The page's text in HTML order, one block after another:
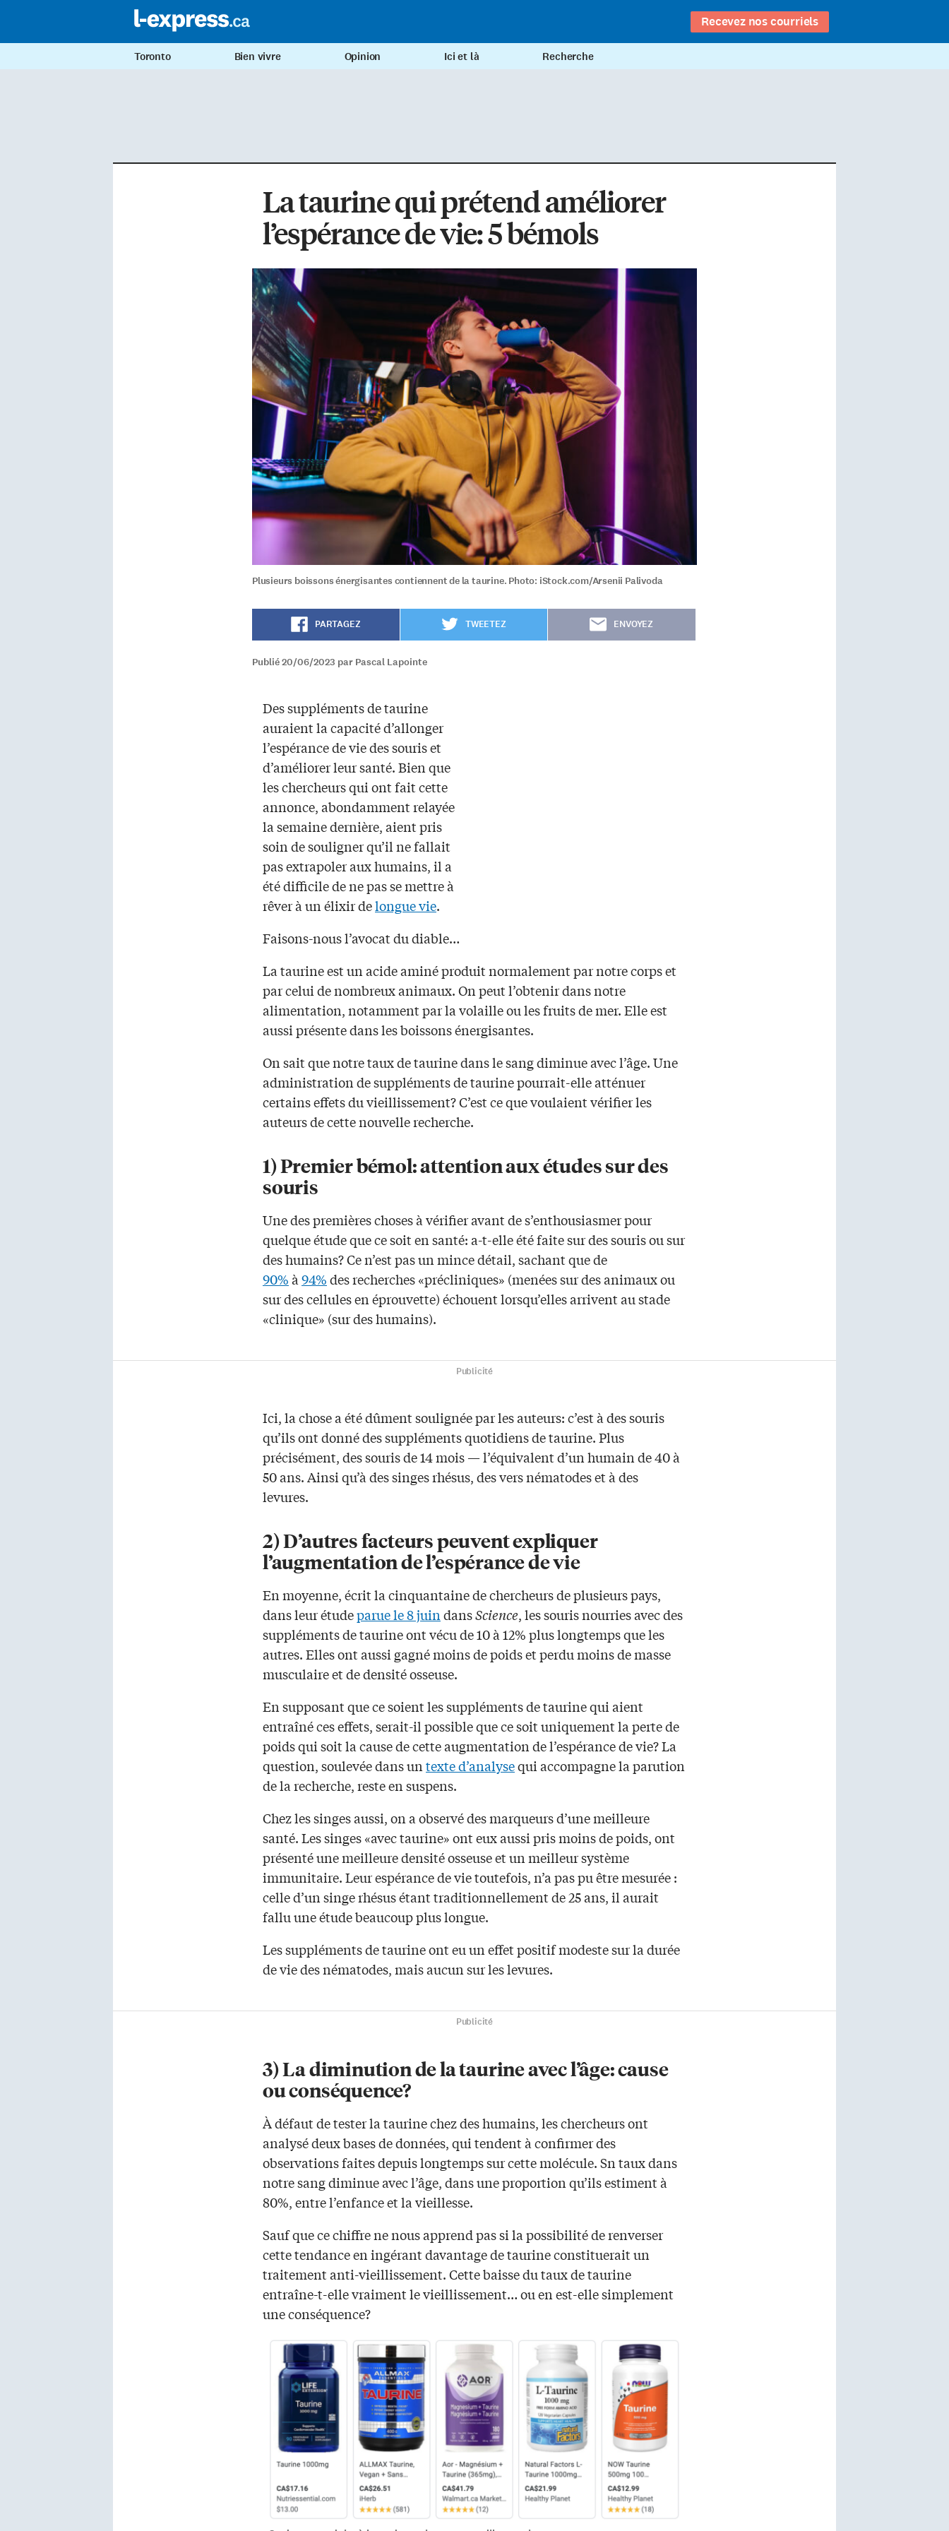
Recevez nos courriels
Toronto Bien vivre Opinion Ici et là Recherche
La taurine qui prétend améliorer
l’espérance de vie: 5 bémols
Plusieurs boissons énergisantes contiennent de la taurine. Photo: iStock.com/Arsenii Palivoda
PARTAGEZ TWEETEZ ENVOYEZ
Publié 20/06/2023 par Pascal Lapointe
Des suppléments de taurine
auraient la capacité d’allonger
l’espérance de vie des souris et
d’améliorer leur santé. Bien que
les chercheurs qui ont fait cette
annonce, abondamment relayée
la semaine dernière, aient pris
soin de souligner qu’il ne fallait
pas extrapoler aux humains, il a
été difficile de ne pas se mettre à
rêver à un élixir delongue vie.
Faisons-nous l’avocat du diable…
La taurine est un acide aminé produit normalement par notre corps et
par celui de nombreux animaux. On peut l’obtenir dans notre
alimentation, notamment par la volaille ou les fruits de mer. Elle est
aussi présente dans les boissons énergisantes.
On sait que notre taux de taurine dans le sang diminue avec l’âge. Une
administration de suppléments de taurine pourrait-elle atténuer
certains effets du vieillissement? C’est ce que voulaient vérifier les
auteurs de cette nouvelle recherche.
1) Premier bémol: attention aux études sur des
souris
Une des premières choses à vérifier avant de s’enthousiasmer pour
quelque étude que ce soit en santé: a-t-elle été faite sur des souris ou sur
des humains? Ce n’est pas un mince détail, sachant que de
90%à94%des recherches «précliniques» (menées sur des animaux ou
sur des cellules en éprouvette) échouent lorsqu’elles arrivent au stade
«clinique» (sur des humains).
Publicité
Ici, la chose a été dûment soulignée par les auteurs: c’est à des souris
qu’ils ont donné des suppléments quotidiens de taurine. Plus
précisément, des souris de 14 mois — l’équivalent d’un humain de 40 à
50 ans. Ainsi qu’à des singes rhésus, des vers nématodes et à des
levures.
2) D’autres facteurs peuvent expliquer
l’augmentation de l’espérance de vie
En moyenne, écrit la cinquantaine de chercheurs de plusieurs pays,
dans leur étudeparue le 8 juindansScience, les souris nourries avec des
suppléments de taurine ont vécu de 10 à 12% plus longtemps que les
autres. Elles ont aussi gagné moins de poids et perdu moins de masse
musculaire et de densité osseuse.
En supposant que ce soient les suppléments de taurine qui aient
entraîné ces effets, serait-il possible que ce soit uniquement la perte de
poids qui soit la cause de cette augmentation de l’espérance de vie? La
question, soulevée dans untexte d’analysequi accompagne la parution
de la recherche, reste en suspens.
Chez les singes aussi, on a observé des marqueurs d’une meilleure
santé. Les singes «avec taurine» ont eux aussi pris moins de poids, ont
présenté une meilleure densité osseuse et un meilleur système
immunitaire. Leur espérance de vie toutefois, n’a pas pu être mesurée :
celle d’un singe rhésus étant traditionnellement de 25 ans, il aurait
fallu une étude beaucoup plus longue.
Les suppléments de taurine ont eu un effet positif modeste sur la durée
de vie des nématodes, mais aucun sur les levures.
Publicité
3) La diminution de la taurine avec l’âge: cause
ou conséquence?
À défaut de tester la taurine chez des humains, les chercheurs ont
analysé deux bases de données, qui tendent à confirmer des
observations faites depuis longtemps sur cette molécule. Sn taux dans
notre sang diminue avec l’âge, dans une proportion qu’ils estiment à
80%, entre l’enfance et la vieillesse.
Sauf que ce chiffre ne nous apprend pas si la possibilité de renverser
cette tendance en ingérant davantage de taurine constituerait un
traitement anti-vieillissement. Cette baisse du taux de taurine
entraîne-t-elle vraiment le vieillissement… ou en est-elle simplement
une conséquence?